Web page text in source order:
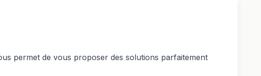
permet de vous proposer des solutions parfaitement